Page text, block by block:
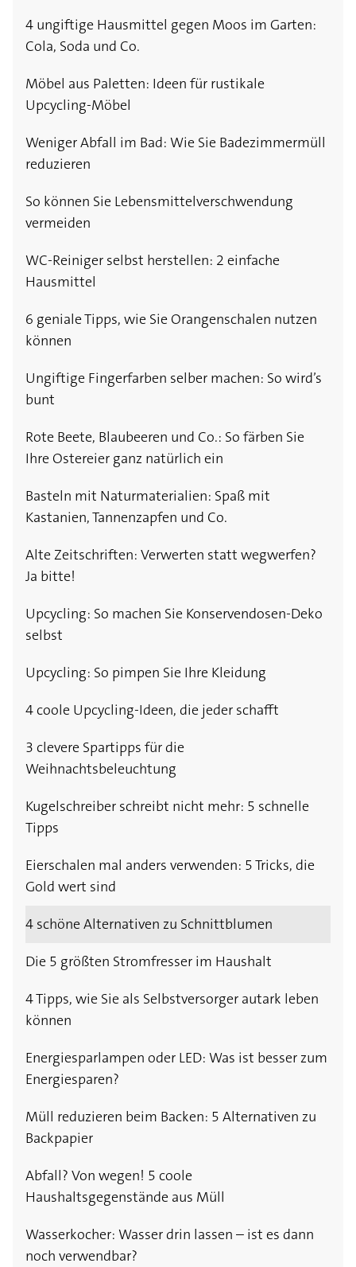
4 ungiftige Hausmittel gegen Moos im Garten:
Cola, Soda und Co.
Möbel aus Paletten: Ideen für rustikale
Upcycling-Möbel
Weniger Abfall im Bad: Wie Sie Badezimmermüll
reduzieren
So können Sie Lebensmittelverschwendung
vermeiden
WC-Reiniger selbst herstellen: 2 einfache
Hausmittel
6 geniale Tipps, wie Sie Orangenschalen nutzen
können
Ungiftige Fingerfarben selber machen: So wird’s
bunt
Rote Beete, Blaubeeren und Co.: So färben Sie
Ihre Ostereier ganz natürlich ein
Basteln mit Naturmaterialien: Spaß mit
Kastanien, Tannenzapfen und Co.
Alte Zeitschriften: Verwerten statt wegwerfen?
Ja bitte!
Upcycling: So machen Sie Konservendosen-Deko
selbst
Upcycling: So pimpen Sie Ihre Kleidung
4 coole Upcycling-Ideen, die jeder schafft
3 clevere Spartipps für die
Weihnachtsbeleuchtung
Kugelschreiber schreibt nicht mehr: 5 schnelle
Tipps
Eierschalen mal anders verwenden: 5 Tricks, die
Gold wert sind
4 schöne Alternativen zu Schnittblumen
Die 5 größten Stromfresser im Haushalt
4 Tipps, wie Sie als Selbstversorger autark leben
können
Energiesparlampen oder LED: Was ist besser zum
Energiesparen?
Müll reduzieren beim Backen: 5 Alternativen zu
Backpapier
Abfall? Von wegen! 5 coole
Haushaltsgegenstände aus Müll
Wasserkocher: Wasser drin lassen – ist es dann
noch verwendbar?